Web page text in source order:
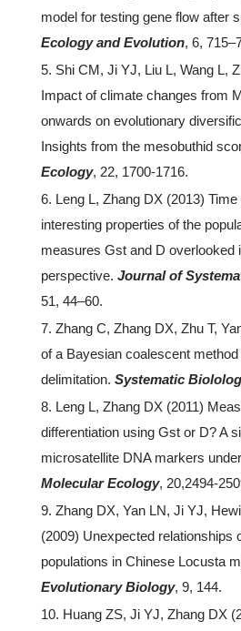
model for testing gene flow after
Ecology and Evolution, 6,
5. Shi CM, Ji YJ, Liu L, Wang L,
Impact of climate changes from
onwards on evolutionary
Insights from the mesobuthid
Ecology, 22, 1700-1716.
6. Leng L, Zhang DX (2013)
interesting properties of the
measures Gst and D overlooked
perspective. Journal of
51, 44–60.
7. Zhang C, Zhang DX, Zhu T,
of a Bayesian coalescent
delimitation. Systematic
8. Leng L, Zhang DX (2011)
differentiation using Gst or D? A
microsatellite DNA markers
Molecular Ecology, 20,2494-
9. Zhang DX, Yan LN, Ji YJ,
(2009) Unexpected relationships
populations in Chinese Locusta
Evolutionary Biology, 9, 144.
10. Huang ZS, Ji YJ, Zhang DX